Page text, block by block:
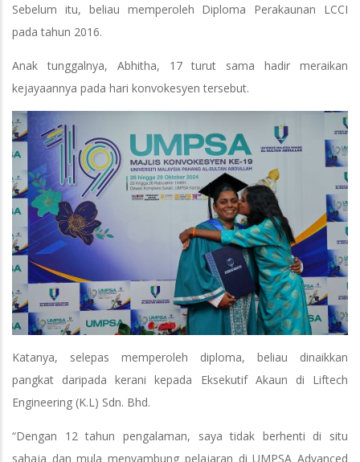
Sebelum itu, beliau memperoleh Diploma Perakaunan LCCI
pada tahun 2016.
Anak tunggalnya, Abhitha, 17 turut sama hadir meraikan
kejayaannya pada hari konvokesyen tersebut.
Katanya, selepas memperoleh diploma, beliau dinaikkan
pangkat daripada kerani kepada Eksekutif Akaun di Liftech
Engineering (K.L) Sdn. Bhd.
“Dengan 12 tahun pengalaman, saya tidak berhenti di situ
sahaja dan mula menyambung pelajaran di UMPSA Advanced